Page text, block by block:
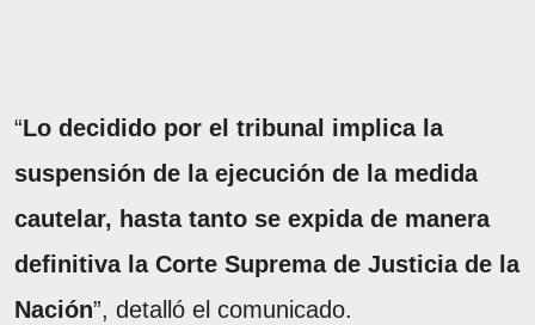
“Lo decidido por el tribunal implica la
suspensión de la ejecución de la medida
cautelar, hasta tanto se expida de manera
definitiva la Corte Suprema de Justicia de la
Nación”, detalló el comunicado.